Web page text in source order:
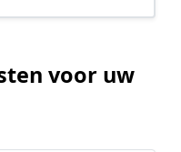
voor uw